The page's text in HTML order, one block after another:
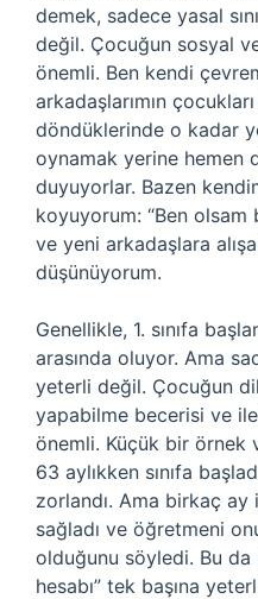
demek, sadece yasal
değil. Çocuğun sosyal
önemli. Ben kendi
arkadaşlarımın
döndüklerinde o kadar
oynamak yerine hemen
duyuyorlar. Bazen
koyuyorum: “Ben olsam
ve yeni arkadaşlara
düşünüyorum.
Genellikle, 1. sınıfa
arasında oluyor. Ama
yeterli değil. Çocuğun
yapabilme becerisi ve
önemli. Küçük bir örnek
63 aylıkken sınıfa
zorlandı. Ama birkaç ay
sağladı ve öğretmeni
olduğunu söyledi. Bu
hesabı” tek başına